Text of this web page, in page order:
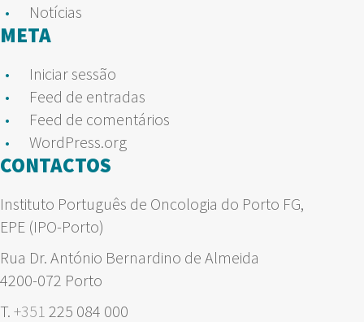
Notícias
META
Iniciar sessão
Feed de entradas
Feed de comentários
WordPress.org
CONTACTOS
Instituto Português de Oncologia do Porto FG,
EPE (IPO-Porto)
Rua Dr. António Bernardino de Almeida
4200-072 Porto
T. +351 225 084 000